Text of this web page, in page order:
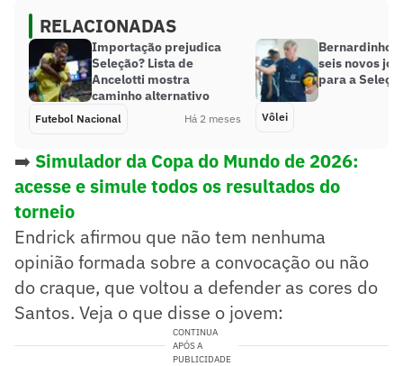
RELACIONADAS
Importação prejudica
Seleção? Lista de
Ancelotti mostra
caminho alternativo
Futebol Nacional Há 2 meses
Bernardinho
seis novos
para a
Vôlei
➡️ Simulador da Copa do Mundo de 2026:
acesse e simule todos os resultados do
torneio
Endrick afirmou que não tem nenhuma
opinião formada sobre a convocação ou não
do craque, que voltou a defender as cores do
Santos. Veja o que disse o jovem:
CONTINUA
APÓS A
PUBLICIDADE